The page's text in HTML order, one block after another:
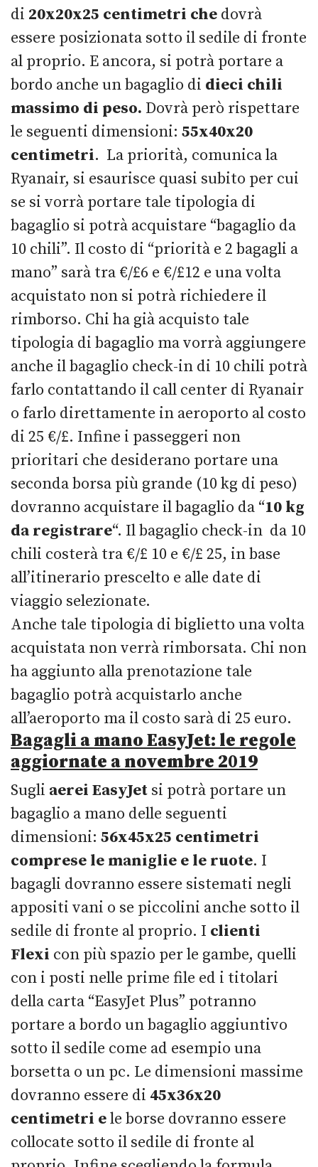
di 20x20x25 centimetri che dovrà
essere posizionata sotto il sedile di fronte
al proprio. E ancora, si potrà portare a
bordo anche un bagaglio di dieci chili
massimo di peso. Dovrà però rispettare
le seguenti dimensioni: 55x40x20
centimetri. La priorità, comunica la
Ryanair, si esaurisce quasi subito per cui
se si vorrà portare tale tipologia di
bagaglio si potrà acquistare “bagaglio da
10 chili”. Il costo di “priorità e 2 bagagli a
mano” sarà tra €/£6 e €/£12 e una volta
acquistato non si potrà richiedere il
rimborso. Chi ha già acquisto tale
tipologia di bagaglio ma vorrà aggiungere
anche il bagaglio check-in di 10 chili potrà
farlo contattando il call center di Ryanair
o farlo direttamente in aeroporto al costo
di 25 €/£. Infine i passeggeri non
prioritari che desiderano portare una
seconda borsa più grande (10 kg di peso)
dovranno acquistare il bagaglio da “10 kg
da registrare“. Il bagaglio check-in da 10
chili costerà tra €/£ 10 e €/£ 25, in base
all’itinerario prescelto e alle date di
viaggio selezionate.
Anche tale tipologia di biglietto una volta
acquistata non verrà rimborsata. Chi non
ha aggiunto alla prenotazione tale
bagaglio potrà acquistarlo anche
all’aeroporto ma il costo sarà di 25 euro.
Bagagli a mano EasyJet: le regole
aggiornate a novembre 2019
Sugli aerei EasyJet si potrà portare un
bagaglio a mano delle seguenti
dimensioni: 56x45x25 centimetri
comprese le maniglie e le ruote. I
bagagli dovranno essere sistemati negli
appositi vani o se piccolini anche sotto il
sedile di fronte al proprio. I clienti
Flexi con più spazio per le gambe, quelli
con i posti nelle prime file ed i titolari
della carta “EasyJet Plus” potranno
portare a bordo un bagaglio aggiuntivo
sotto il sedile come ad esempio una
borsetta o un pc. Le dimensioni massime
dovranno essere di 45x36x20
centimetri ele borse dovranno essere
collocate sotto il sedile di fronte al